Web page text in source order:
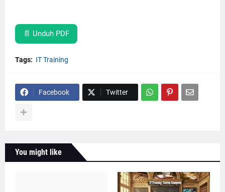
📄 Unduh PDF
Tags: IT Training
Facebook Twitter
You might like